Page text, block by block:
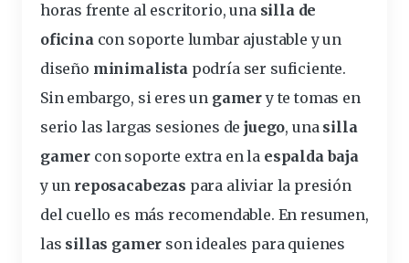
horas frente al escritorio, una silla de
oficinacon soporte lumbar ajustable y un
diseño minimalistapodría ser suficiente.
Sin embargo, si eres un gamery te tomas en
serio las largas sesiones dejuego, una silla
gamer con soporte extra en la espalda baja
y un reposacabezas para aliviar la presión
del cuello es más recomendable. En resumen,
las sillas gamer son ideales para quienes